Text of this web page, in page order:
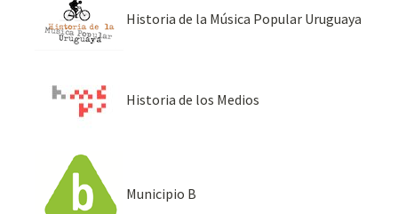
Historia de la Música Popular Uruguaya
Historia de los Medios
Municipio B